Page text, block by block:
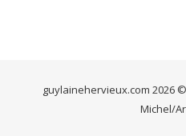
guylainehervieux.com 2026
Michel/